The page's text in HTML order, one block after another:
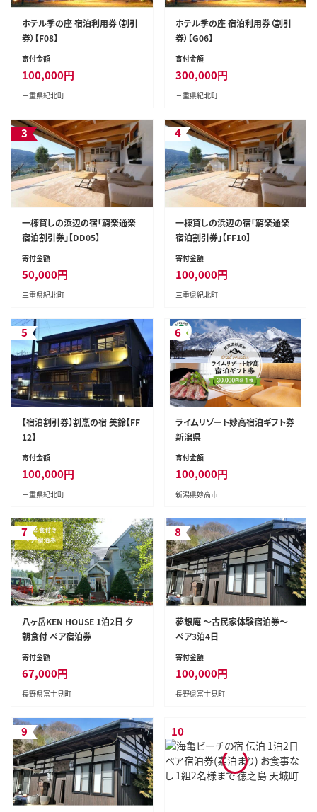
ホテル季の座 宿泊利用券（割引
券）【F08】
寄付金額
100,000円
三重県紀北町
ホテル季の座 宿泊利用券（割引
券）【G06】
寄付金額
300,000円
三重県紀北町
3
一棟貸しの浜辺の宿「窮楽通楽
宿泊割引券」【DD05】
寄付金額
50,000円
三重県紀北町
4
一棟貸しの浜辺の宿「窮楽通楽
宿泊割引券」【FF10】
寄付金額
100,000円
三重県紀北町
5
【宿泊割引券】割烹の宿 美鈴【FF
12】
寄付金額
100,000円
三重県紀北町
6
ライムリゾート妙高宿泊ギフト券
新潟県
寄付金額
100,000円
新潟県妙高市
7
八ヶ岳KEN HOUSE 1泊2日 夕
朝食付 ペア宿泊券
寄付金額
67,000円
長野県富士見町
8
夢想庵 ～古民家体験宿泊券～
ペア3泊4日
寄付金額
100,000円
長野県富士見町
9 10